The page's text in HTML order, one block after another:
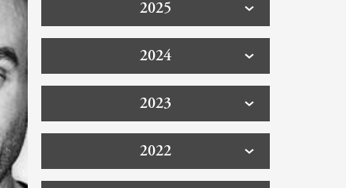
2025
2024
2023
2022